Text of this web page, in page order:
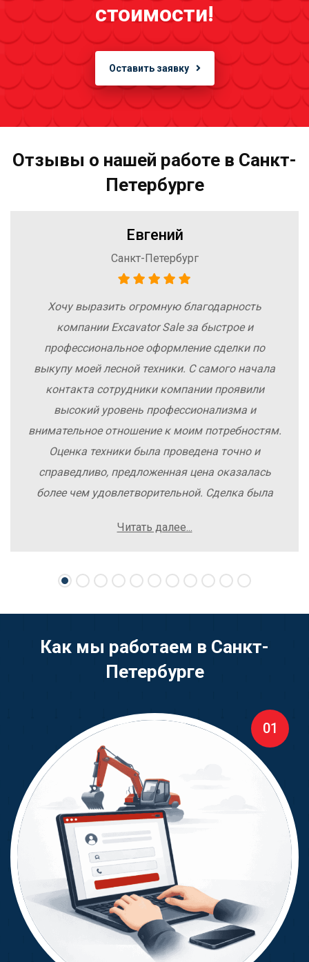
стоимости!
Оставить заявку
Отзывы о нашей работе в Санкт-
Петербурге
Евгений
Санкт-Петербург
Хочу выразить огромную благодарность
компании Excavator Sale за быстрое и
профессиональное оформление сделки по
выкупу моей лесной техники. С самого начала
контакта сотрудники компании проявили
высокий уровень профессионализма и
внимательное отношение к моим потребностям.
Оценка техники была проведена точно и
справедливо, предложенная цена оказалась
более чем удовлетворительной. Сделка была
осложнений. Рекомендую компанию Excavator
свою спецтехнику.
Читать далее...
Как мы работаем в Санкт-
Петербурге
01